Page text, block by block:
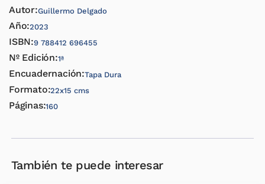
Autor:Guillermo Delgado
Año:2023
ISBN:9 788412 696455
Nº Edición:1ª
Encuadernación:Tapa Dura
Formato:22x15 cms
Páginas:160
También te puede interesar